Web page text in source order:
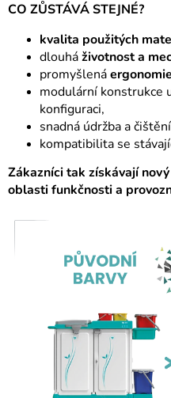
CO ZŮSTÁVÁ STEJNÉ?
kvalita použitých
dlouháživotnost a
promyšlená
modulární konstrukce
konfiguraci,
snadná údržba a
kompatibilita se
Zákazníci tak získávají
oblasti funkčnosti a